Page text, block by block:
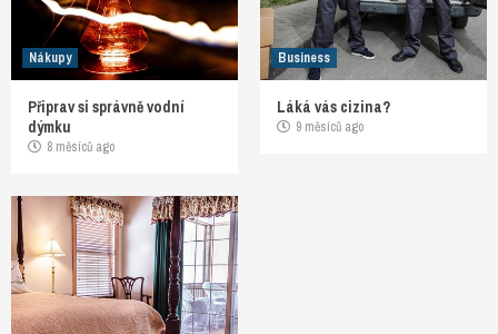
Nákupy
Připrav si správně vodní
dýmku
8 měsíců ago
Business
Láká vás cizina?
9 měsíců ago